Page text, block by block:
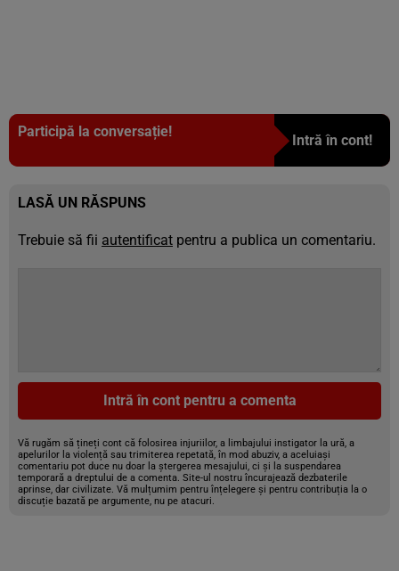
Participă la conversație!
Intră în cont!
LASĂ UN RĂSPUNS
Trebuie să fii autentificat pentru a publica un comentariu.
Intră în cont pentru a comenta
Vă rugăm să țineți cont că folosirea injuriilor, a limbajului instigator la ură, a
apelurilor la violență sau trimiterea repetată, în mod abuziv, a aceluiași
comentariu pot duce nu doar la ștergerea mesajului, ci și la suspendarea
temporară a dreptului de a comenta. Site-ul nostru încurajează dezbaterile
aprinse, dar civilizate. Vă mulțumim pentru înțelegere și pentru contribuția la o
discuție bazată pe argumente, nu pe atacuri.